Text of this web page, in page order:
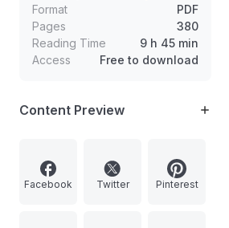
Format
PDF
Pages
380
Reading Time
9 h 45 min
Access
Free to download
Content Preview
Facebook Twitter Pinterest